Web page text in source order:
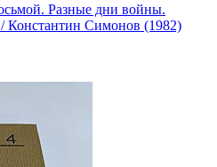
Разные дни войны.
Константин Симонов (1982)